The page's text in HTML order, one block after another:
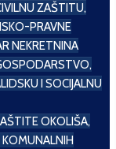
ZAŠTITU,
PRAVNE
NEKRETNINA
I SOCIJALNU
OKOLIŠA,